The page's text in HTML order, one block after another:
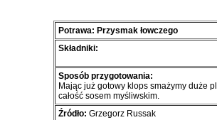
Potrawa: Przysmak łowczego
Składniki:
Sposób przygotowania:
Mając już gotowy klops smażymy duże
całość sosem myśliwskim.
Źródło: Grzegorz Russak